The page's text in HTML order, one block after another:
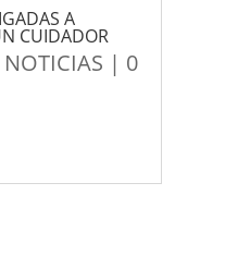
A
CUIDADOR
NOTICIAS | 0